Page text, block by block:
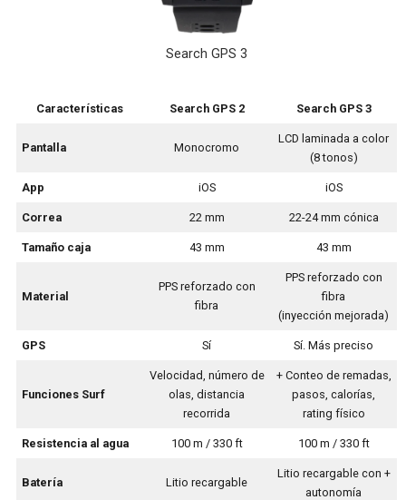
Search GPS 3
Características Search GPS 2 Search GPS 3
Pantalla Monocromo
LCD laminada a color
(8 tonos)
App iOS iOS
Correa 22 mm 22-24 mm cónica
Tamaño caja 43 mm 43 mm
Material
PPS reforzado con
fibra
PPS reforzado con
fibra
(inyección mejorada)
GPS Sí Sí. Más preciso
Funciones Surf
Velocidad, número de
olas, distancia
recorrida
+ Conteo de remadas,
pasos, calorías,
rating físico
Resistencia al agua 100 m / 330 ft 100 m / 330 ft
Batería Litio recargable
Litio recargable con +
autonomía